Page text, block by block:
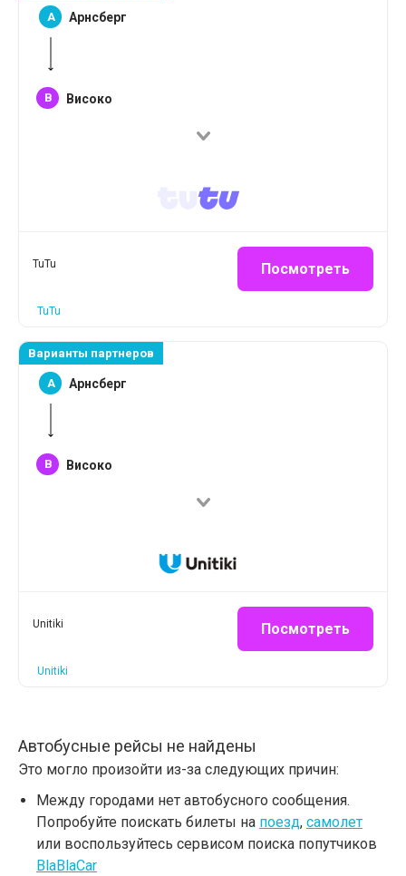
A Арнсберг
B Високо
TuTu Посмотреть
TuTu
Варианты партнеров
A Арнсберг
B Високо
Unitiki Посмотреть
Unitiki
Автобусные рейсы не найдены
Это могло произойти из-за следующих причин:
Между городами нет автобусного сообщения.
Попробуйте поискать билеты на поезд, самолет
или воспользуйтесь сервисом поиска попутчиков
BlaBlaCar